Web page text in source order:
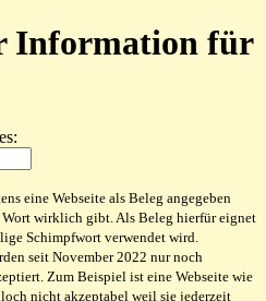
Information für
eine Webseite als Beleg angegeben
Wort wirklich gibt. Als Beleg hierfür eignet
Schimpfwort verwendet wird.
seit November 2022 nur noch
Zum Beispiel ist eine Webseite wie
nicht akzeptabel weil sie jederzeit